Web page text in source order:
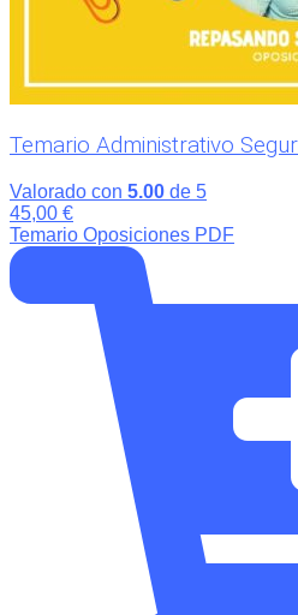
Temario Administrativo
Valorado con 5.00 de 5
45,00 €
Temario Oposiciones PDF